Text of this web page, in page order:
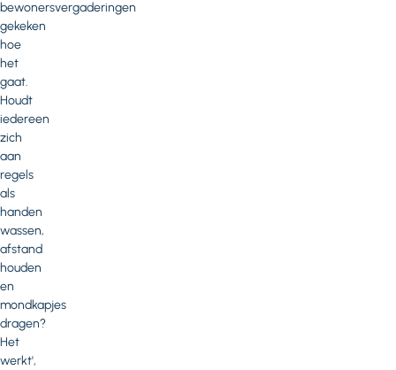
bewonersvergaderingen
gekeken
hoe
het
gaat.
Houdt
iedereen
zich
aan
regels
als
handen
wassen,
afstand
houden
en
mondkapjes
dragen?
Het
werkt',